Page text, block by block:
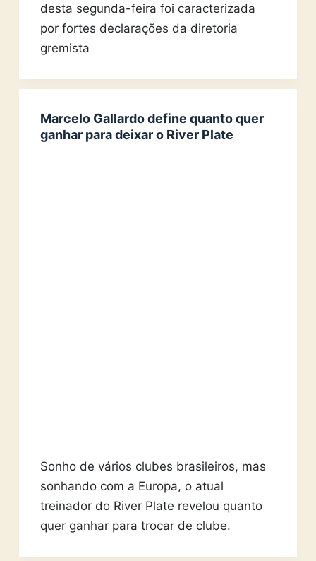
desta segunda-feira foi caracterizada
por fortes declarações da diretoria
gremista
Marcelo Gallardo define quanto quer
ganhar para deixar o River Plate
Sonho de vários clubes brasileiros, mas
sonhando com a Europa, o atual
treinador do River Plate revelou quanto
quer ganhar para trocar de clube.